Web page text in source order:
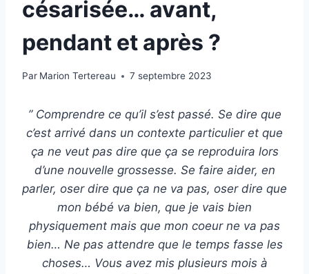
césarisée… avant,
pendant et après ?
Par Marion Tertereau 7 septembre 2023
” Comprendre ce qu’il s’est passé. Se dire que
c’est arrivé dans un contexte particulier et que
ça ne veut pas dire que ça se reproduira lors
d’une nouvelle grossesse. Se faire aider, en
parler, oser dire que ça ne va pas, oser dire que
mon bébé va bien, que je vais bien
physiquement mais que mon coeur ne va pas
bien… Ne pas attendre que le temps fasse les
choses… Vous avez mis plusieurs mois à